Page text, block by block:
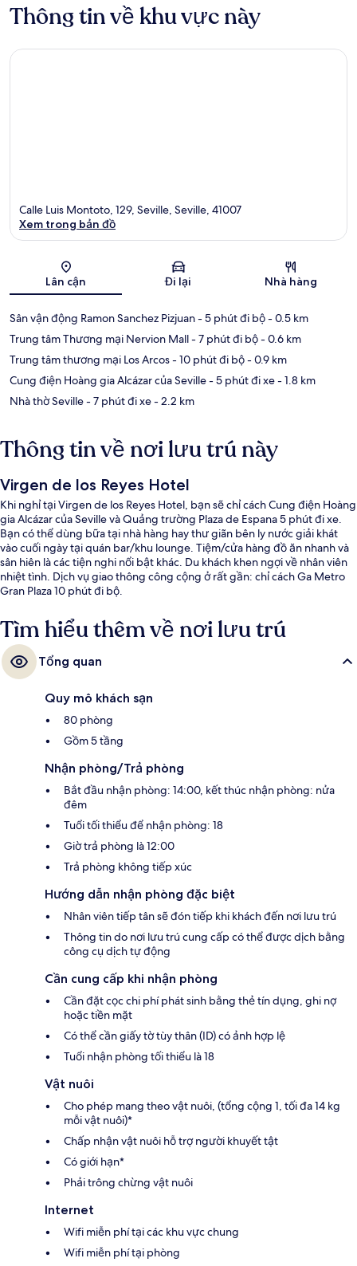
Thông tin về khu vực này
Bản đồ
Calle Luis Montoto, 129, Seville, Seville, 41007
Xem trong bản đồ
Lân cận Đi lại Nhà hàng
Sân vận động Ramon Sanchez Pizjuan- 5 phút đi bộ- 0.5 km
Trung tâm Thương mại Nervion Mall- 7 phút đi bộ- 0.6 km
Trung tâm thương mại Los Arcos- 10 phút đi bộ- 0.9 km
Cung điện Hoàng gia Alcázar của Seville- 5 phút đi xe- 1.8 km
Nhà thờ Seville- 7 phút đi xe- 2.2 km
Thông tin về nơi lưu trú này
Virgen de los Reyes Hotel
Khi nghỉ tại Virgen de los Reyes Hotel, bạn sẽ chỉ cách Cung điện Hoàng
gia Alcázar của Seville và Quảng trường Plaza de Espana 5 phút đi xe.
Bạn có thể dùng bữa tại nhà hàng hay thư giãn bên ly nước giải khát
vào cuối ngày tại quán bar/khu lounge. Tiệm/cửa hàng đồ ăn nhanh và
sân hiên là các tiện nghi nổi bật khác. Du khách khen ngợi về nhân viên
nhiệt tình. Dịch vụ giao thông công cộng ở rất gần: chỉ cách Ga Metro
Gran Plaza 10 phút đi bộ.
Tìm hiểu thêm về nơi lưu trú
Tổng quan
Quy mô khách sạn
80 phòng
Gồm 5 tầng
Nhận phòng/Trả phòng
Bắt đầu nhận phòng: 14:00, kết thúc nhận phòng: nửa
đêm
Tuổi tối thiểu để nhận phòng: 18
Giờ trả phòng là 12:00
Trả phòng không tiếp xúc
Hướng dẫn nhận phòng đặc biệt
Nhân viên tiếp tân sẽ đón tiếp khi khách đến nơi lưu trú
Thông tin do nơi lưu trú cung cấp có thể được dịch bằng
công cụ dịch tự động
Cần cung cấp khi nhận phòng
Cần đặt cọc chi phí phát sinh bằng thẻ tín dụng, ghi nợ
hoặc tiền mặt
Có thể cần giấy tờ tùy thân (ID) có ảnh hợp lệ
Tuổi nhận phòng tối thiểu là 18
Vật nuôi
Cho phép mang theo vật nuôi, (tổng cộng 1, tối đa 14 kg
mỗi vật nuôi)*
Chấp nhận vật nuôi hỗ trợ người khuyết tật
Có giới hạn*
Phải trông chừng vật nuôi
Internet
Wifi miễn phí tại các khu vực chung
Wifi miễn phí tại phòng